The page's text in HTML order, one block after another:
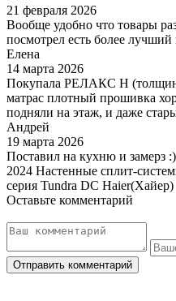
21 февраля 2026
Вообще удобно что товары
посмотрел есть более
Елена
14 марта 2026
Покупала РЕЛАКС Н
матрас плотный прошивка
подняли на этаж, и даже
Андрей
19 марта 2026
Поставил на кухню и замерз
2024 Настенные сплит-
серия Tundra DC Haier(Хайер)
Оставьте комментарий